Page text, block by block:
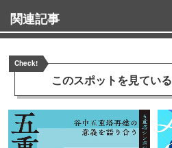
関連記事
Check!
このスポットを見ている